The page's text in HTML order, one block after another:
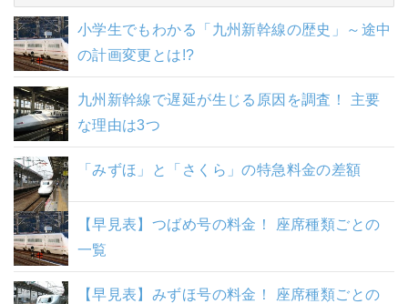
小学生でもわかる「九州新幹線の歴史」～途中
の計画変更とは!?
九州新幹線で遅延が生じる原因を調査！ 主要
な理由は3つ
「みずほ」と「さくら」の特急料金の差額
【早見表】つばめ号の料金！ 座席種類ごとの
一覧
【早見表】みずほ号の料金！ 座席種類ごとの